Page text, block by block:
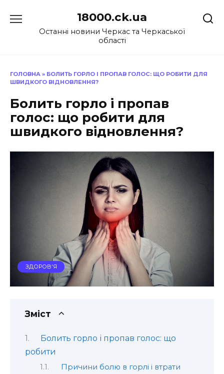
до
18000.ck.ua
Останні новини Черкас та Черкаської
області
ГОЛОВНА » БОЛИТЬ ГОРЛО І ПРОПАВ ГОЛОС: ЩО РОБИТИ ДЛЯ
ШВИДКОГО ВІДНОВЛЕННЯ?
Болить горло і пропав
голос: що робити для
швидкого відновлення?
ЗДОРОВ'Я
Зміст
Болить горло і пропав голос: що
робити
Причини болю в горлі і втрати